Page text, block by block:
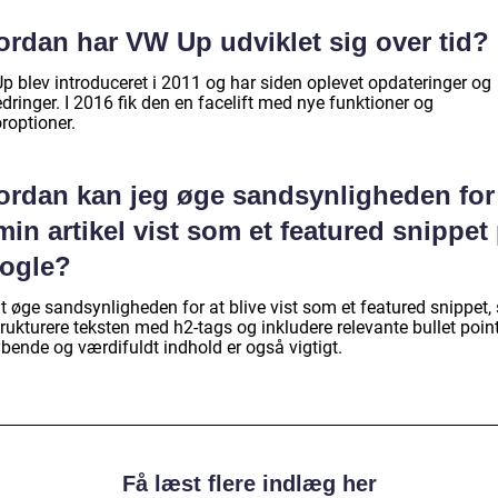
har VW Up udviklet sig over tid?
blev introduceret i 2011 og har siden oplevet opdateringer og
I 2016 fik den en facelift med nye funktioner og
kan jeg øge sandsynligheden
artikel vist som et featured snippet
øge sandsynligheden for at blive vist som et featured snippet,
teksten med h2-tags og inkludere relevante bullet
og værdifuldt indhold er også vigtigt.
Få læst flere indlæg her